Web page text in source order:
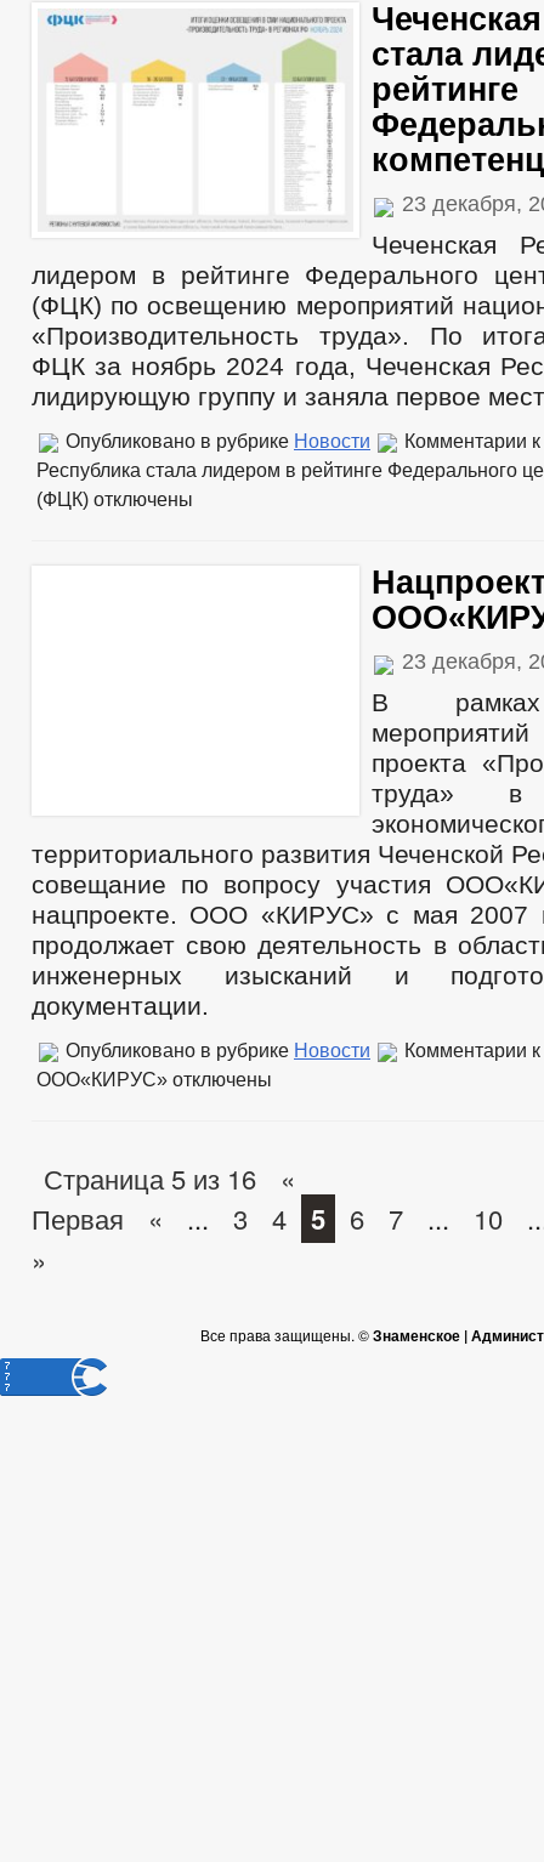
стала
рейтинге
23 декабря,
Чеченская
лидером в рейтинге Федерального
(ФЦК) по освещению мероприятий
«Производительность труда». По
ФЦК за ноябрь 2024 года, Чеченская
лидирующую группу и заняла первое
Опубликовано в рубрике Новости Комментарии
Республика стала лидером в рейтинге Федерального
(ФЦК) отключены
23 декабря,
В рамках
проекта
труда» в
территориального развития Чеченской
совещание по вопросу участия
нацпроекте. ООО «КИРУС» с мая 2007
продолжает свою деятельность в
инженерных изысканий и
документации.
Опубликовано в рубрике Новости Комментарии
ООО«КИРУС» отключены
Страница 5 из 16
«
Первая
« ... 3 4 5 6 7 ... 10
»
Все права защищены. ©Знаменское |